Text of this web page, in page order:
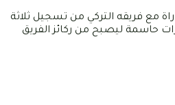
بن وناس خلال 13 مباراة مع فريقه التركي من تسجيل ثلاثة
حاسمة ليصبح من ركائز الفريق